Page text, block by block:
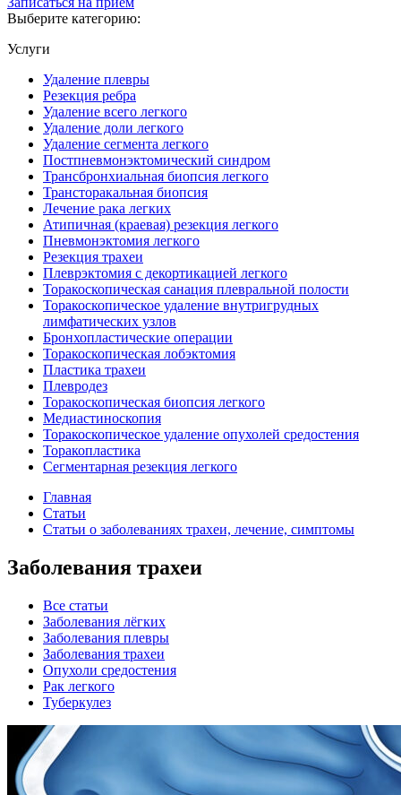
Выберите категорию:
Услуги
Удаление плевры
Резекция ребра
Удаление всего легкого
Удаление доли легкого
Удаление сегмента легкого
Постпневмонэктомический синдром
Трансбронхиальная биопсия легкого
Трансторакальная биопсия
Лечение рака легких
Атипичная (краевая) резекция легкого
Пневмонэктомия легкого
Резекция трахеи
Плеврэктомия с декортикацией легкого
Торакоскопическая санация плевральной полости
Торакоскопическое удаление внутригрудных
лимфатических узлов
Бронхопластические операции
Торакоскопическая лобэктомия
Пластика трахеи
Плевродез
Торакоскопическая биопсия легкого
Медиастиноскопия
Торакоскопическое удаление опухолей средостения
Торакопластика
Сегментарная резекция легкого
Главная
Статьи
Статьи о заболеваниях трахеи, лечение, симптомы
Заболевания трахеи
Все статьи
Заболевания лёгких
Заболевания плевры
Заболевания трахеи
Опухоли средостения
Рак легкого
Туберкулез